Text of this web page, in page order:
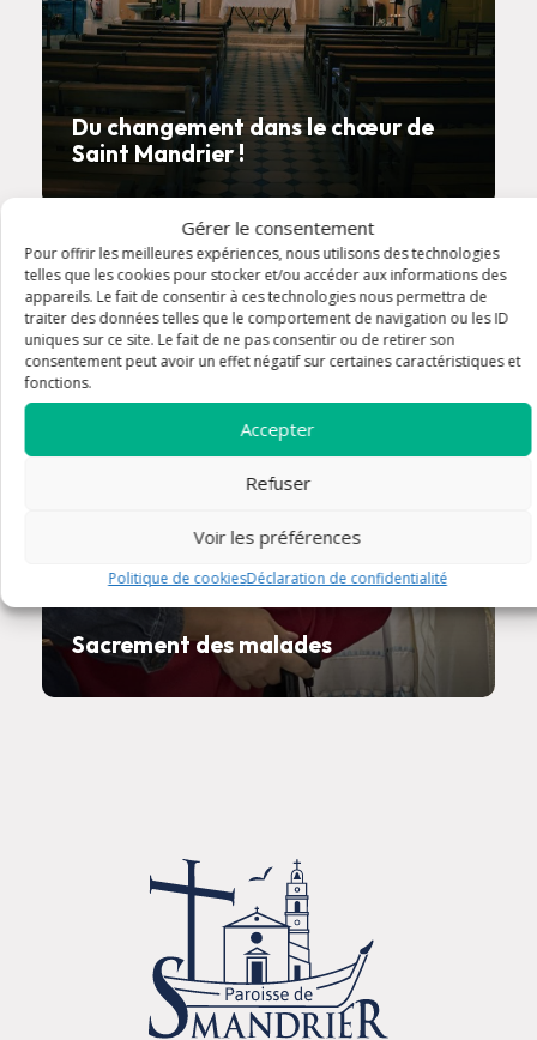
Gérer le consentement
Pour offrir les meilleures expériences, nous utilisons des technologies
telles que les cookies pour stocker et/ou accéder aux informations des
appareils. Le fait de consentir à ces technologies nous permettra de
traiter des données telles que le comportement de navigation ou les ID
uniques sur ce site. Le fait de ne pas consentir ou de retirer son
consentement peut avoir un effet négatif sur certaines caractéristiques et
fonctions.
Accepter
Refuser
Voir les préférences
Politique de cookiesDéclaration de confidentialité
Du changement dans le chœur de
Saint Mandrier !
Sacrement des malades